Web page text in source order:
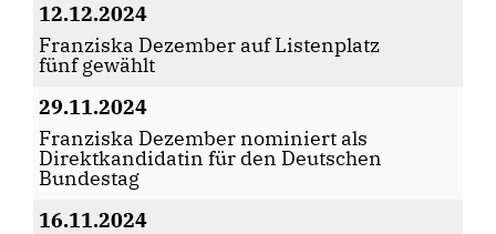
12.12.2024
Franziska Dezember auf Listenplatz
fünf gewählt
29.11.2024
Franziska Dezember nominiert als
Direktkandidatin für den Deutschen
Bundestag
16.11.2024